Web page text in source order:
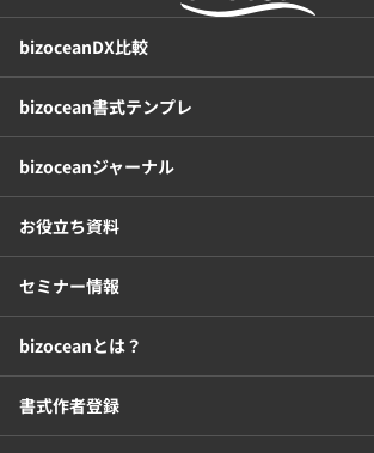
bizoceanDX比較
bizocean書式テンプレ
bizoceanジャーナル
お役立ち資料
セミナー情報
bizoceanとは？
書式作者登録